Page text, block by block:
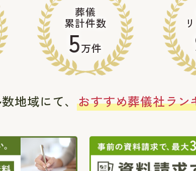
葬儀
累計件数
5万件
地域にて、おすすめ葬儀社ラン